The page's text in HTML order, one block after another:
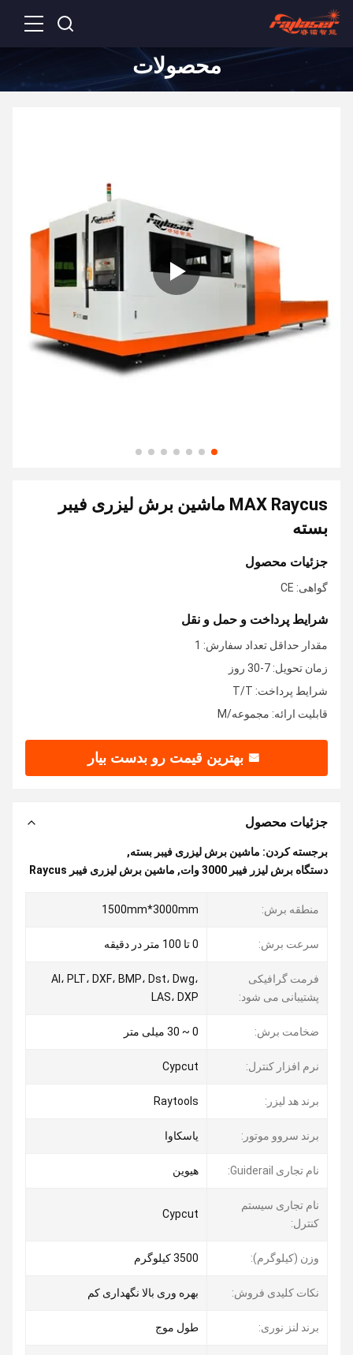
محصولات
MAX Raycus ماشین برش لیزری فیبر
بسته
جزئیات محصول
گواهی: CE
شرایط پرداخت و حمل و نقل
مقدار حداقل تعداد سفارش: 1
زمان تحویل: 7-30 روز
شرایط پرداخت: T/T
قابلیت ارائه: مجموعه/M
بهترین قیمت رو بدست بیار
جزئیات محصول
برجسته کردن: ماشین برش لیزری فیبر بسته,
دستگاه برش لیزر فیبر 3000 وات
, ماشین برش لیزری فیبر Raycus
منطقه برش: 1500mm*3000mm
سرعت برش: 0 تا 100 متر در دقیقه
فرمت گرافیکی
پشتیبانی می شود:
AI، PLT، DXF، BMP، Dst، Dwg،
LAS، DXP
ضخامت برش: 0 ~ 30 میلی متر
نرم افزار کنترل: Cypcut
برند هد لیزر: Raytools
برند سروو موتور: یاسکاوا
نام تجاری Guiderail: هیوین
نام تجاری سیستم
کنترل:
Cypcut
وزن (کیلوگرم): 3500 کیلوگرم
نکات کلیدی فروش: بهره وری بالا نگهداری کم
برند لنز نوری: طول موج